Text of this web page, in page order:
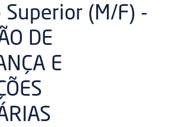
Superior (M/F) -
DE
E